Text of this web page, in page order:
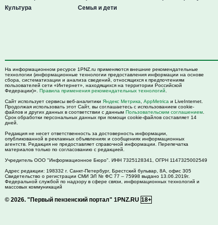
Культура
Семья и дети
На информационном ресурсе 1PNZ.ru применяются внешние рекомендательные
технологии (информационные технологии предоставления информации на основе
сбора, систематизации и анализа сведений, относящихся к предпочтениям
пользователей сети «Интернет», находящихся на территории Российской
Федерации)». Правила применения рекомендательных технологий
Сайт использует сервисы веб-аналитики Яндекс Метрика AppMetrica и LiveInternet.
Продолжая использовать этот Сайт, вы соглашаетесь с использованием cookie-
файлов и других данных в соответствии с данным Пользовательским соглашением
Срок обработки персональных данных при помощи cookie-файлов составляет 14
дней.
Редакция не несет ответственность за достоверность информации,
опубликованной в рекламных объявлениях и сообщениях информационных
агентств. Редакция не предоставляет справочной информации. Перепечатка
материалов только по согласованию с редакцией.
Учредитель ООО "Информационное Бюро". ИНН 7325128341, ОГРН 1147325002549
Адрес редакции: 198332 г. Санкт-Петербург, Брестский бульвар, 8А, офис 305
Свидетельство о регистрации СМИ ЭЛ № ФС 77 – 75998 выдано 13.06.2019г.
Федеральной службой по надзору в сфере связи, информационных технологий и
массовых коммуникаций
© 2026. "Первый пензенский портал" 1PNZ.RU 18+